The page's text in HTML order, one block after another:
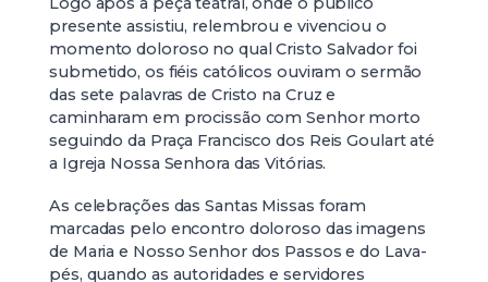
presente assistiu, relembrou e vivenciou o
momento doloroso no qual Cristo Salvador foi
submetido, os fiéis católicos ouviram o sermão
das sete palavras de Cristo na Cruz e
caminharam em procissão com Senhor morto
seguindo da Praça Francisco dos Reis Goulart até
a Igreja Nossa Senhora das Vitórias.
As celebrações das Santas Missas foram
marcadas pelo encontro doloroso das imagens
de Maria e Nosso Senhor dos Passos e do Lava-
pés, quando as autoridades e servidores